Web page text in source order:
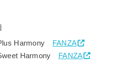
Harmony FANZA
Harmony FANZA